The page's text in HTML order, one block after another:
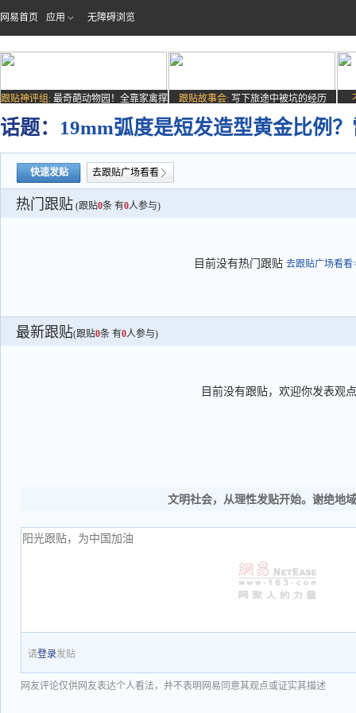
网易首页 应用 无障碍浏览
跟贴神评组: 最奇葩动物园！全靠家禽撑
跟贴故事会: 写下旅途中被坑的经历
话题： 19mm弧度是短发造型黄金比例
快速发贴 去跟贴广场看看
热门跟贴 (跟贴0条 有0人参与)
目前没有热门跟贴 去跟贴广场看看
最新跟贴(跟贴0条 有0人参与)
目前没有跟贴，欢迎你发表观点
文明社会，从理性发贴开始。谢绝地
请登录发贴
网友评论仅供网友表达个人看法，并不表明网易同意其观点或证实其描述